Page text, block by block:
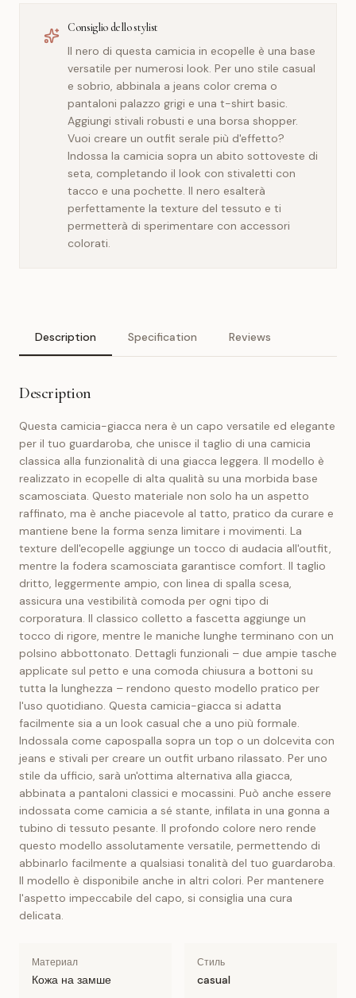
Consiglio dello stylist
Il nero di questa camicia in ecopelle è una base
versatile per numerosi look. Per uno stile casual
e sobrio, abbinala a jeans color crema o
pantaloni palazzo grigi e una t-shirt basic.
Aggiungi stivali robusti e una borsa shopper.
Vuoi creare un outfit serale più d'effetto?
Indossa la camicia sopra un abito sottoveste di
seta, completando il look con stivaletti con
tacco e una pochette. Il nero esalterà
perfettamente la texture del tessuto e ti
permetterà di sperimentare con accessori
colorati.
Description Specification Reviews
Description
Questa camicia-giacca nera è un capo versatile ed elegante
per il tuo guardaroba, che unisce il taglio di una camicia
classica alla funzionalità di una giacca leggera. Il modello è
realizzato in ecopelle di alta qualità su una morbida base
scamosciata. Questo materiale non solo ha un aspetto
raffinato, ma è anche piacevole al tatto, pratico da curare e
mantiene bene la forma senza limitare i movimenti. La
texture dell'ecopelle aggiunge un tocco di audacia all'outfit,
mentre la fodera scamosciata garantisce comfort. Il taglio
dritto, leggermente ampio, con linea di spalla scesa,
assicura una vestibilità comoda per ogni tipo di
corporatura. Il classico colletto a fascetta aggiunge un
tocco di rigore, mentre le maniche lunghe terminano con un
polsino abbottonato. Dettagli funzionali – due ampie tasche
applicate sul petto e una comoda chiusura a bottoni su
tutta la lunghezza – rendono questo modello pratico per
l'uso quotidiano. Questa camicia-giacca si adatta
facilmente sia a un look casual che a uno più formale.
Indossala come capospalla sopra un top o un dolcevita con
jeans e stivali per creare un outfit urbano rilassato. Per uno
stile da ufficio, sarà un'ottima alternativa alla giacca,
abbinata a pantaloni classici e mocassini. Può anche essere
indossata come camicia a sé stante, infilata in una gonna a
tubino di tessuto pesante. Il profondo colore nero rende
questo modello assolutamente versatile, permettendo di
abbinarlo facilmente a qualsiasi tonalità del tuo guardaroba.
Il modello è disponibile anche in altri colori. Per mantenere
l'aspetto impeccabile del capo, si consiglia una cura
delicata.
Материал
Кожа на замше
Стиль
casual